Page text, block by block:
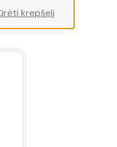
krepšelį